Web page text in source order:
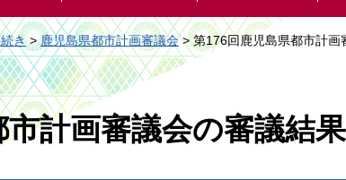
き>鹿児島県都市計画審議会> 第176回鹿児島県都市計画
計画審議会の審議結